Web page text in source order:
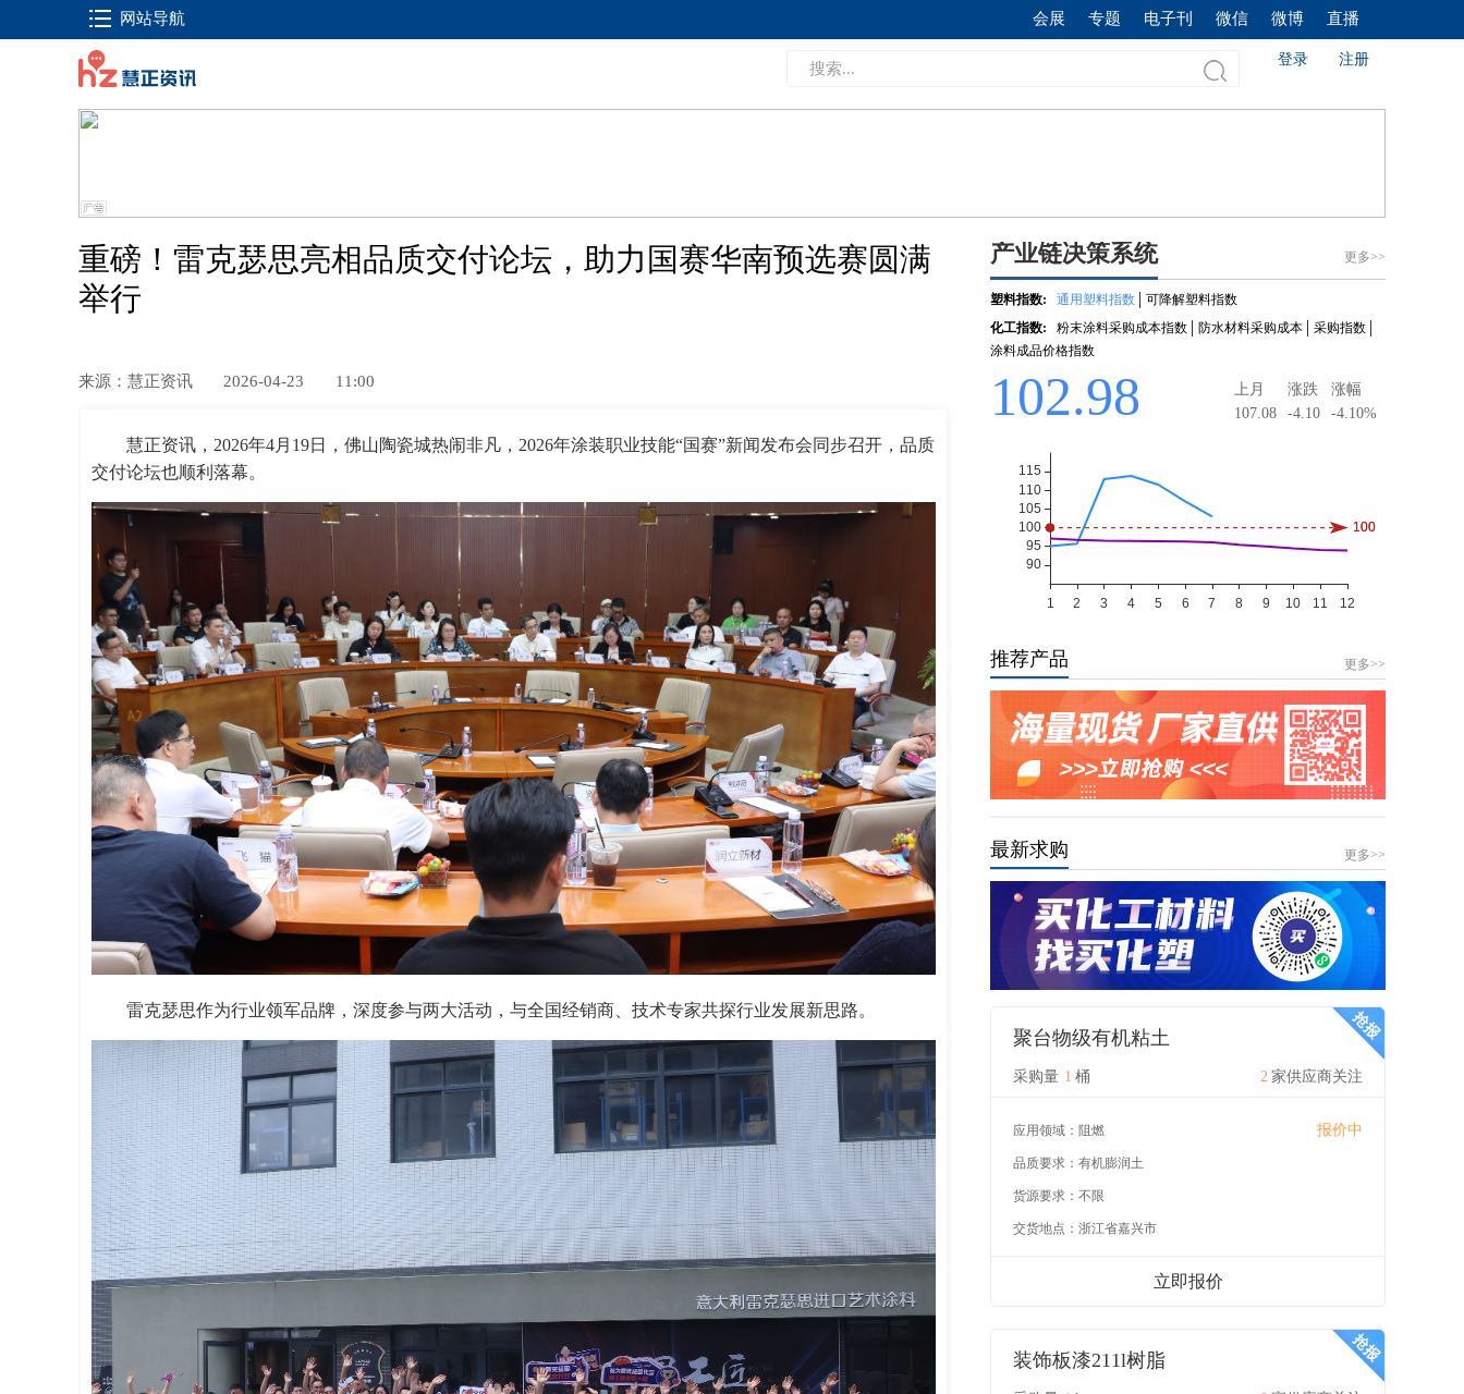
网站导航 会展 专题 电子刊 微信 微博 直播
登录 注册
重磅！雷克瑟思亮相品质交付论坛，助力国赛华南预选赛圆满
举行
来源：慧正资讯 2026-04-23 11:00
慧正资讯，2026年4月19日，佛山陶瓷城热闹非凡，2026年涂装职业技能“国赛”新闻发布会同步召开，品质
交付论坛也顺利落幕。
雷克瑟思作为行业领军品牌，深度参与两大活动，与全国经销商、技术专家共探行业发展新思路。
推荐产品 更多>>
最新求购 更多>>
聚台物级有机粘土
采购量 1 桶 2 家供应商关注
应用领域： 阻燃 报价中
品质要求： 有机膨润土
货源要求： 不限
交货地点： 浙江省嘉兴市
立即报价
装饰板漆211l树脂